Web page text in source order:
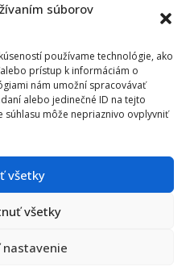
súborov
používame technológie, ako
prístup k informáciám o
nám umožní spracovávať
alebo jedinečné ID na tejto
súhlasu môže nepriaznivo ovplyvniť
všetky
všetky